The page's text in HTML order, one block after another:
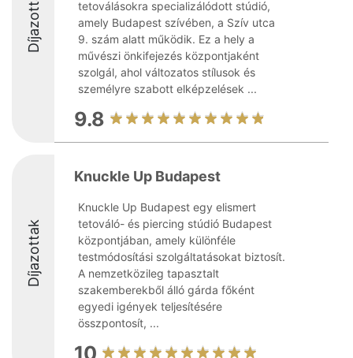
Díjazottak
tetoválásokra specializálódott stúdió,
amely Budapest szívében, a Szív utca
9. szám alatt működik. Ez a hely a
művészi önkifejezés központjaként
szolgál, ahol változatos stílusok és
személyre szabott elképzelések ...
9.8
Díjazottak
Knuckle Up Budapest
Knuckle Up Budapest egy elismert
tetováló- és piercing stúdió Budapest
központjában, amely különféle
testmódosítási szolgáltatásokat biztosít.
A nemzetközileg tapasztalt
szakemberekből álló gárda főként
egyedi igények teljesítésére
összpontosít, ...
10